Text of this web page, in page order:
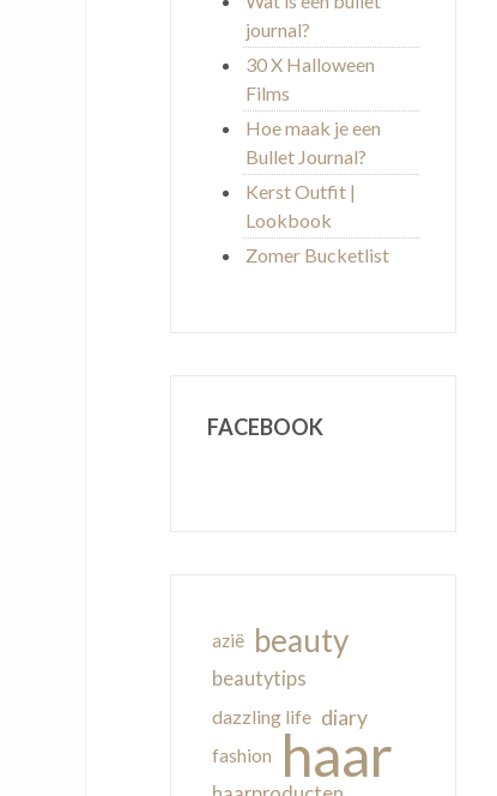
journal?
30 X Halloween
Films
Hoe maak je een
Bullet Journal?
Kerst Outfit |
Lookbook
Zomer Bucketlist
FACEBOOK
azië beauty
beautytips
dazzling life diary
fashion haar